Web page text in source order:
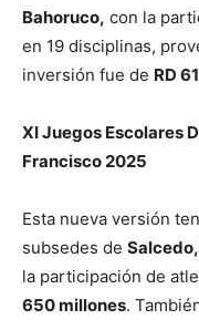
Bahoruco, con la
en 19 disciplinas,
inversión fue de RD
XI Juegos Escolares
Francisco 2025
Esta nueva versión
subsedes de
la participación de
650 millones.